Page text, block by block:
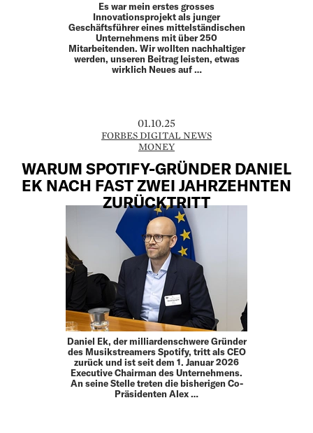
Es war mein erstes grosses
Innovationsprojekt als junger
Geschäftsführer eines mittelständischen
Unternehmens mit über 250
Mitarbeitenden. Wir wollten nachhaltiger
werden, unseren Beitrag leisten, etwas
wirklich Neues auf …
01.10.25
FORBES DIGITAL NEWS
MONEY
WARUM SPOTIFY-GRÜNDER DANIEL
EK NACH FAST ZWEI JAHRZEHNTEN
ZURÜCKTRITT
Daniel Ek, der milliardenschwere Gründer
des Musikstreamers Spotify, tritt als CEO
zurück und ist seit dem 1. Januar 2026
Executive Chairman des Unternehmens.
An seine Stelle treten die bisherigen Co-
Präsidenten Alex …